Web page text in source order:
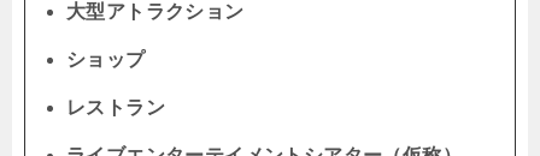
大型アトラクション
ショップ
レストラン